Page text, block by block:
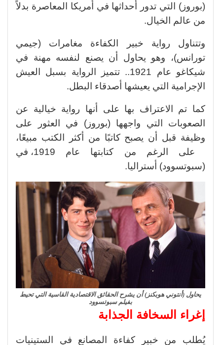
(بوروز) التي تدور أحداثها في أمريكا المعاصرة بدلاً
من عالم الخيال.
وتتناول رواية خبير الكفاءة مغامرات (جيمي
تورانس)، وهو يحاول أن يصنع لنفسه مهنة في
شيكاغو عام 1921.. تتميز الرواية بسبل العيش
الإجرامية التي يعيشها أصدقاء البطل.
كما تم الاعتراف بها على أنها رواية خيالية عن
الصعوبات التي واجهها (بوروز) في العثور على
وظيفة قبل أن يصبح كاتبًا من أكثر الكتب مبيعًا،
على الرغم من كتابتها عام 1919، في
(سبوتسوود) أستراليا.
يحاول (أنتوني هوبكنز) أن يشرح الحقائق الاقتصادية القاسية التي تحيط
بفيلم سبوتسوود
إغراء السخافة الجذابة
يُطلب من خبير كفاءة المصانع في الستينيات